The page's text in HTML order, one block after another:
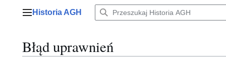
Menu główne
Historia AGH
Błąd uprawnień